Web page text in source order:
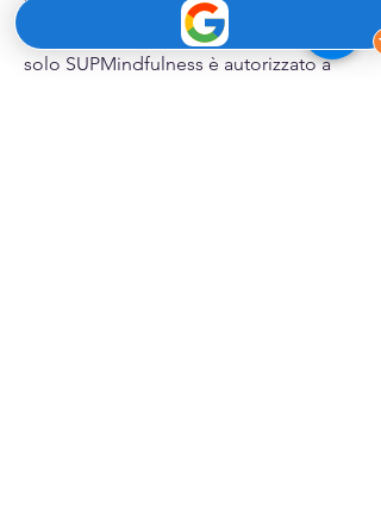
condizioni ben determinate. Pertanto
solo SUPMindfulness è autorizzato a